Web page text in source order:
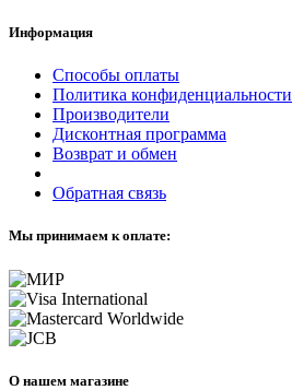
Информация
Способы оплаты
Политика конфиденциальности
Производители
Дисконтная программа
Возврат и обмен
Обратная связь
Мы принимаем к оплате:
О нашем магазине